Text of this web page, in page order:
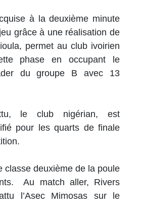
à la deuxième minute
grâce à une réalisation de
permet au club ivoirien
phase en occupant le
du groupe B avec 13
le club nigérian, est
pour les quarts de finale
classe deuxième de la poule
Au match aller, Rivers
l’Asec Mimosas sur le